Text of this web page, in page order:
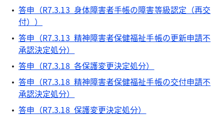
答申（R7.3.13 身体障害者手帳の障害等級認定（再交
付））
答申（R7.3.13 精神障害者保健福祉手帳の更新申請不
承認決定処分）
答申（R7.3.18 各保護変更決定処分）
答申（R7.3.18 精神障害者保健福祉手帳の交付申請不
承認決定処分）
答申（R7.3.18 保護変更決定処分）